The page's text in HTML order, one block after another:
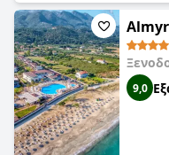
Διαθέτει επίσης
ύψους και κορδόνια
Εξοπλισμός
αεροδρόμιο
διαθέσιμα προς
9,0